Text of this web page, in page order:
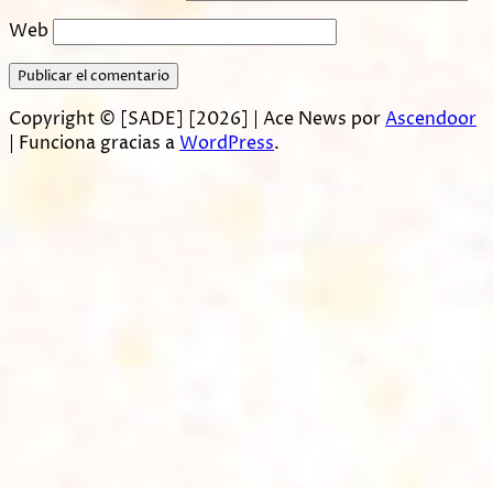
Web
Copyright © [SADE] [2026] | Ace News porAscendoor
| Funciona gracias aWordPress.